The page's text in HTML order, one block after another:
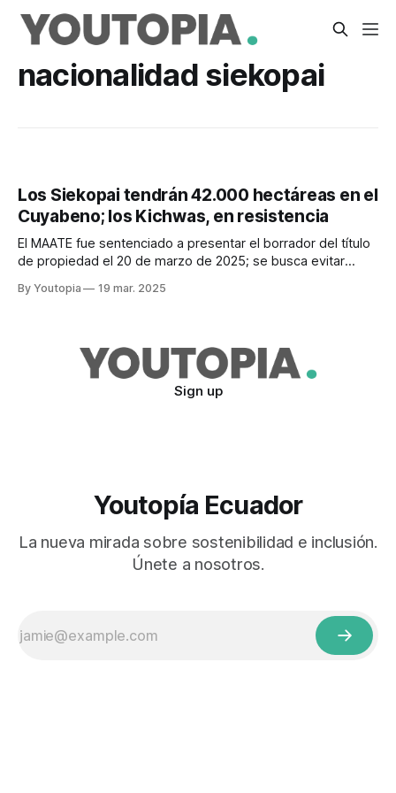
nacionalidad siekopai
Los Siekopai tendrán 42.000 hectáreas en el
Cuyabeno; los Kichwas, en resistencia
El MAATE fue sentenciado a presentar el borrador del título
de propiedad el 20 de marzo de 2025; se busca evitar
By Youtopia 19 mar. 2025
Sign up
Youtopía Ecuador
La nueva mirada sobre sostenibilidad e inclusión.
Únete a nosotros.